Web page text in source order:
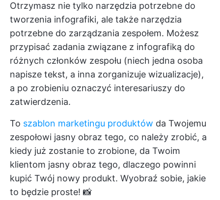
Otrzymasz nie tylko narzędzia potrzebne do
tworzenia infografiki, ale także narzędzia
potrzebne do zarządzania zespołem. Możesz
przypisać zadania związane z infografiką do
różnych członków zespołu (niech jedna osoba
napisze tekst, a inna zorganizuje wizualizacje),
a po zrobieniu oznaczyć interesariuszy do
zatwierdzenia.
To szablon marketingu produktów da Twojemu
zespołowi jasny obraz tego, co należy zrobić, a
kiedy już zostanie to zrobione, da Twoim
klientom jasny obraz tego, dlaczego powinni
kupić Twój nowy produkt. Wyobraź sobie, jakie
to będzie proste! 📸